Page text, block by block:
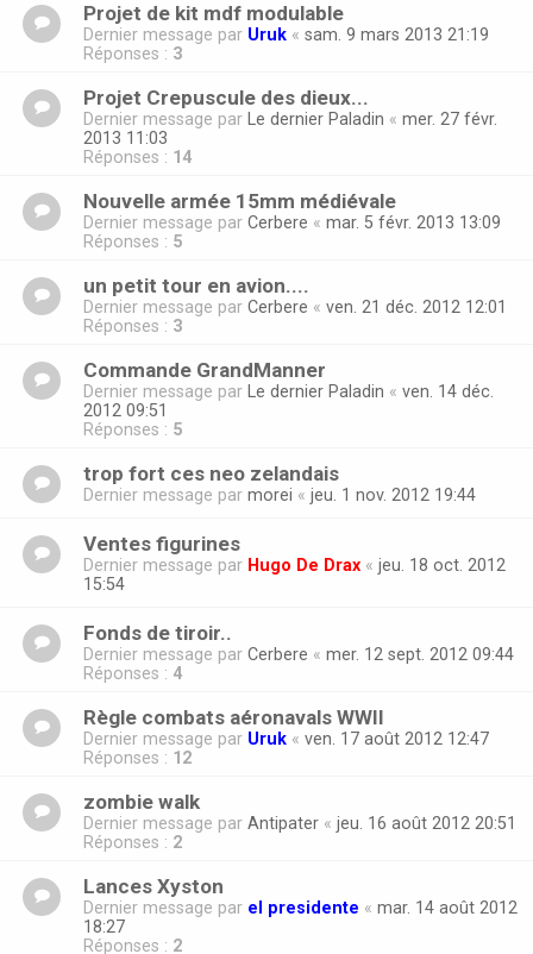
Projet de kit mdf modulable
Dernier message par Uruk « sam. 9 mars 2013 21:19
Réponses : 3
Projet Crepuscule des dieux...
Dernier message par Le dernier Paladin « mer. 27 févr.
2013 11:03
Réponses : 14
Nouvelle armée 15mm médiévale
Dernier message par Cerbere « mar. 5 févr. 2013 13:09
Réponses : 5
un petit tour en avion....
Dernier message par Cerbere « ven. 21 déc. 2012 12:01
Réponses : 3
Commande GrandManner
Dernier message par Le dernier Paladin « ven. 14 déc.
2012 09:51
Réponses : 5
trop fort ces neo zelandais
Dernier message par morei « jeu. 1 nov. 2012 19:44
Ventes figurines
Dernier message par Hugo De Drax « jeu. 18 oct. 2012
15:54
Fonds de tiroir..
Dernier message par Cerbere « mer. 12 sept. 2012 09:44
Réponses : 4
Règle combats aéronavals WWII
Dernier message par Uruk « ven. 17 août 2012 12:47
Réponses : 12
zombie walk
Dernier message par Antipater « jeu. 16 août 2012 20:51
Réponses : 2
Lances Xyston
Dernier message par el presidente « mar. 14 août 2012
18:27
Réponses : 2